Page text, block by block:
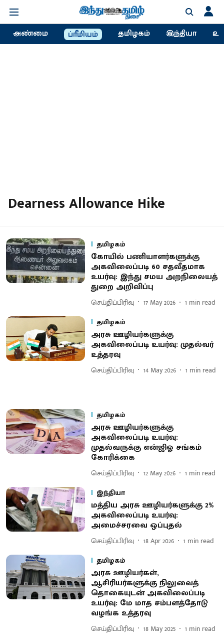
அண்மை ப்ரீமியம் தமிழகம் இந்தியா
Dearness Allowance Hike
தமிழகம்
கோயில் பணியாளர்களுக்கு
அகவிலைப்படி 60 சதவீதமாக
உயர்வு: இந்து சமய அறநிலையத்
துறை அறிவிப்பு
செய்திப்பிரிவு 17 May 2026 1 min read
தமிழகம்
அரசு ஊழியர்களுக்கு
அகவிலைப்படி உயர்வு: முதல்வர்
உத்தரவு
செய்திப்பிரிவு 14 May 2026 1 min read
தமிழகம்
அரசு ஊழியர்களுக்கு
அகவிலைப்படி உயர்வு:
முதல்வருக்கு என்ஜிஓ சங்கம்
கோரிக்கை
செய்திப்பிரிவு 12 May 2026 1 min read
இந்தியா
மத்திய அரசு ஊழியர்களுக்கு 2%
அகவிலைப்படி உயர்வு:
அமைச்சரவை ஒப்புதல்
செய்திப்பிரிவு 18 Apr 2026 1 min read
தமிழகம்
அரசு ஊழியர்கள்,
ஆசிரியர்களுக்கு நிலுவைத்
தொகையுடன் அகவிலைப்படி
உயர்வு: மே மாத சம்பளத்தோடு
வழங்க உத்தரவு
செய்திப்பிரிவு 18 May 2025 1 min read